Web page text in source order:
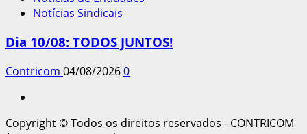
Notícias Sindicais
Dia 10/08: TODOS JUNTOS!
Contricom 04/08/20260
Copyright © Todos os direitos reservados - CONTRICOM